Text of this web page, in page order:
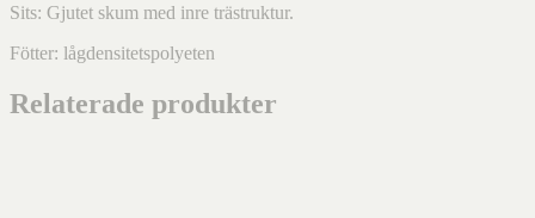
Sits: Gjutet skum med inre trästruktur.
Fötter: lågdensitetspolyeten
Relaterade produkter